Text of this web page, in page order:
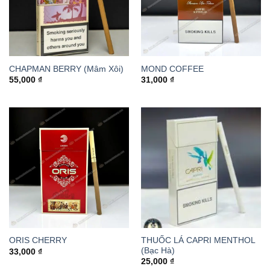
CHAPMAN BERRY (Mâm Xôi)
55,000 ₫
MOND COFFEE
31,000 ₫
ORIS CHERRY
33,000 ₫
THUỐC LÁ CAPRI MENTHOL
(Bạc Hà)
25,000 ₫